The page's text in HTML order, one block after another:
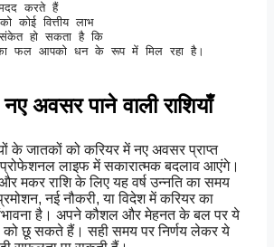
करते हैं
वित्तीय लाभ
हो सकता है कि
फल आपको धन के रूप में मिल रहा है।
अवसर पाने वाली राशियाँ
के जातकों को करियर में नए अवसर प्राप्त
लाइफ में सकारात्मक बदलाव आएंगे।
मकर राशि के लिए यह वर्ष उन्नति का समय
नई नौकरी, या विदेश में करियर का
है। अपने कौशल और मेहनत के बल पर ये
को छू सकते हैं। सही समय पर निर्णय लेकर ये